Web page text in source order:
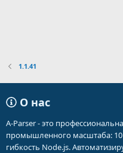
1.1.41
О нас
A-Parser - это
промышленного масштаба: 10
гибкость Node.js.